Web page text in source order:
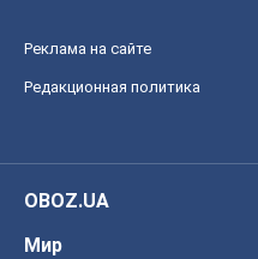
Реклама на сайте
Редакционная политика
OBOZ.UA
Мир